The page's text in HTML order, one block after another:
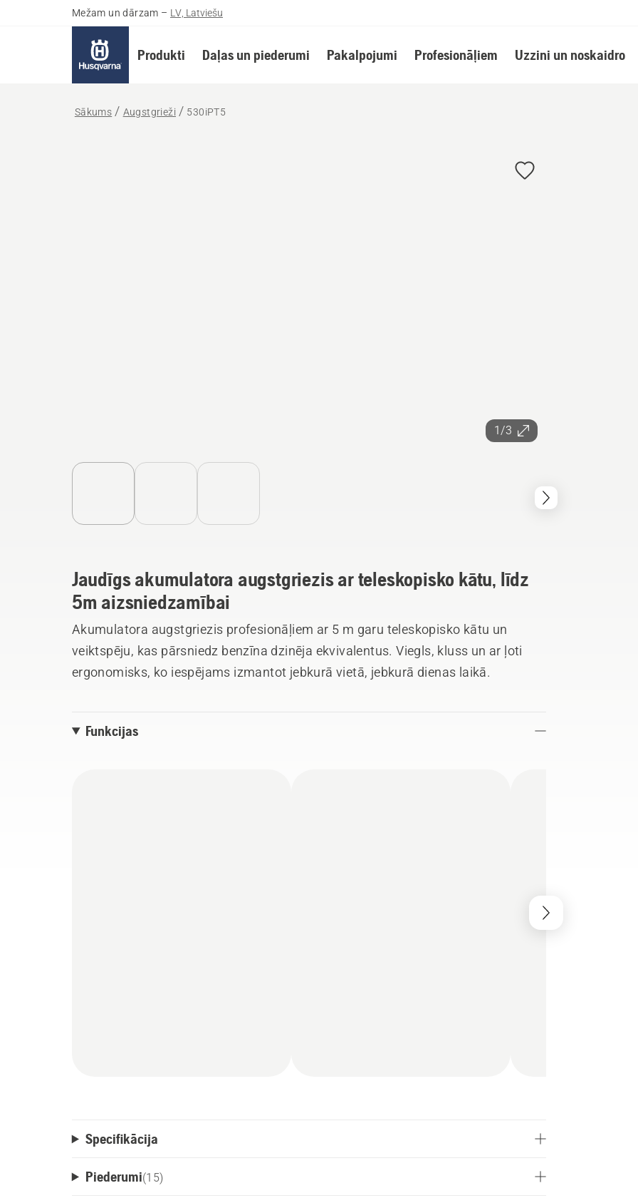
Mežam un dārzam – LV, Latviešu
Produkti Daļas un piederumi Pakalpojumi Profesionāļiem Uzzini un noskaidro
Sākums Augstgrieži 530iPT5
1/3
Jaudīgs akumulatora augstgriezis ar teleskopisko kātu, līdz
5m aizsniedzamībai
Akumulatora augstgriezis profesionāļiem ar 5 m garu teleskopisko kātu un
veiktspēju, kas pārsniedz benzīna dzinēja ekvivalentus. Viegls, kluss un ar ļoti
ergonomisks, ko iespējams izmantot jebkurā vietā, jebkurā dienas laikā.
Funkcijas
Specifikācija
Piederumi(15)